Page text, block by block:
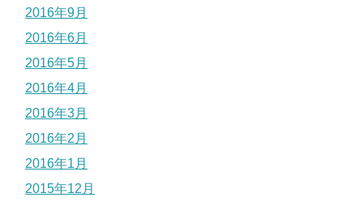
2016年9月
2016年6月
2016年5月
2016年4月
2016年3月
2016年2月
2016年1月
2015年12月